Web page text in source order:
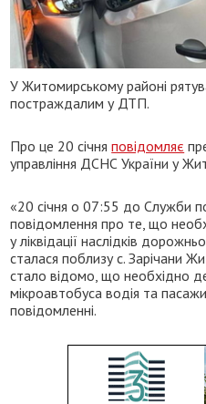
У Житомирському районі
постраждалим у ДТП.
Про це 20 січняповідомляє
управління ДСНС України у
«20 січня о 07:55 до Служби
повідомлення про те, що
у ліквідації наслідків
сталася поблизу с. Зарічани
стало відомо, що необхідно
мікроавтобуса водія та
повідомленні.